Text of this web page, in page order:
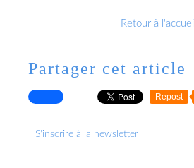
Retour à l'accueil
Partager cet article
Repost
S'inscrire à la newsletter